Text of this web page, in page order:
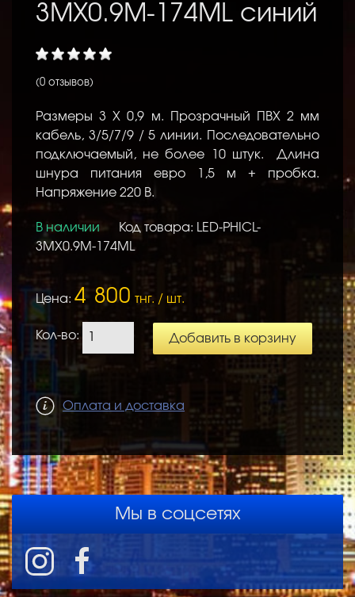
3MХ0.9M-174ML синий
(0 отзывов)
Размеры 3 Х 0,9 м. Прозрачный ПВХ 2 мм
кабель, 3/5/7/9 / 5 линии. Последовательно
подключаемый, не более 10 штук. Длина
шнура питания евро 1,5 м + пробка.
Напряжение 220 В.
В наличии
Код товара: LED-PHICL-
3MХ0.9M-174ML
Цена: 4 800 тнг. / шт.
Кол-во: Добавить в корзину
Оплата и доставка
Мы в соцсетях